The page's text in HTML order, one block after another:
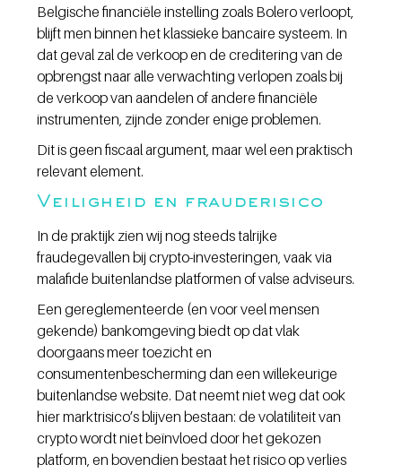
Belgische financiële instelling zoals Bolero verloopt,
blijft men binnen het klassieke bancaire systeem. In
dat geval zal de verkoop en de creditering van de
opbrengst naar alle verwachting verlopen zoals bij
de verkoop van aandelen of andere financiële
instrumenten, zijnde zonder enige problemen.
Dit is geen fiscaal argument, maar wel een praktisch
relevant element.
Veiligheid en frauderisico
In de praktijk zien wij nog steeds talrijke
fraudegevallen bij crypto-investeringen, vaak via
malafide buitenlandse platformen of valse adviseurs.
Een gereglementeerde (en voor veel mensen
gekende) bankomgeving biedt op dat vlak
doorgaans meer toezicht en
consumentenbescherming dan een willekeurige
buitenlandse website. Dat neemt niet weg dat ook
hier marktrisico’s blijven bestaan: de volatiliteit van
crypto wordt niet beïnvloed door het gekozen
platform, en bovendien bestaat het risico op verlies